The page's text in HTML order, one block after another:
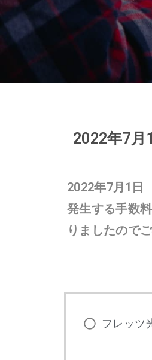
2022年7月
2022年7月1日
発生する手数
りましたので
フレッツ